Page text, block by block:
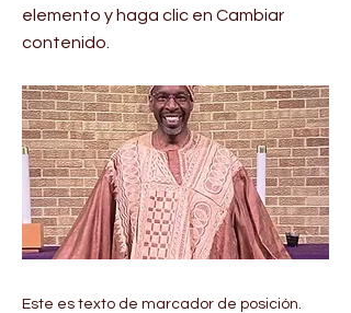
elemento y haga clic en Cambiar
contenido.
Este es texto de marcador de posición.